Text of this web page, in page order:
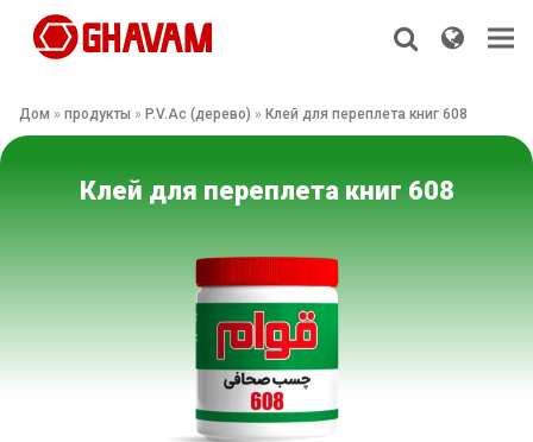
Дом » продукты » P.V.Ac (дерево) » Клей для переплета книг 608
Клей для переплета книг 608